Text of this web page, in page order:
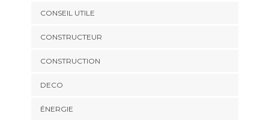
CONSEIL UTILE
CONSTRUCTEUR
CONSTRUCTION
DECO
ÉNERGIE